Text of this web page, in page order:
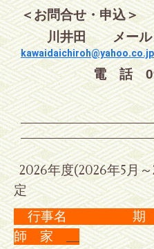
＜お問合せ・申込＞
川井田 メー
kawaidaichiroh@yahoo.co.jp
電 話 090-
2026年度(2026年5月
定
行事名
師 家